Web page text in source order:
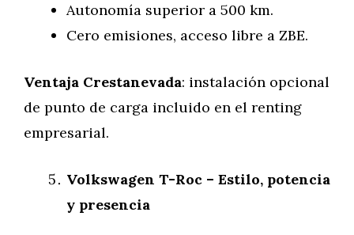
Autonomía superior a 500 km.
Cero emisiones, acceso libre a ZBE.
Ventaja Crestanevada: instalación opcional
de punto de carga incluido en el renting
empresarial.
Volkswagen T-Roc – Estilo, potencia
y presencia